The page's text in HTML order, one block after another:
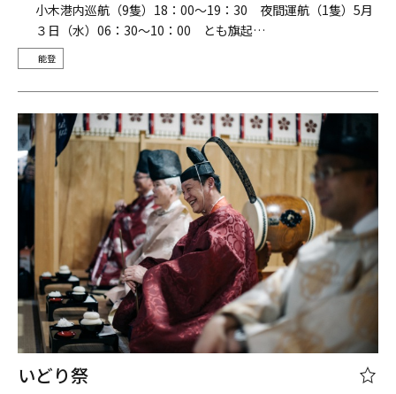
小木港内巡航（9隻）18：00～19：30 夜間運航（1隻）5月
３日（水）06：30～10：00 とも旗起…
能登
いどり祭